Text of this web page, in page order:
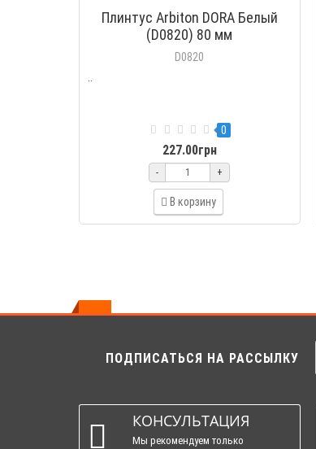
Плинтус Arbiton DORA Белый
(D0820) 80 мм
D0820
0
227.00грн
- +
В корзину
ПОДПИСАТЬСЯ НА РАССЫЛКУ
КОНСУЛЬТАЦИЯ
Мы рекомендуем только